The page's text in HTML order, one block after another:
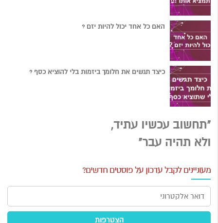
האם כל אחד יכול להיות יזם ?
כיצד תגשים את חלומך ביזמות בלי להוציא כסף ?
"תחשוב עכשיו עתיד,
ולא תהיה עבר"
מעוניינים לקבל עדכון על פוסטים חדשים?